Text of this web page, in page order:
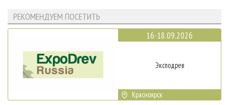
РЕКОМЕНДУЕМ ПОСЕТИТЬ
16-18.09.2026
Эксподрев
Красноярск